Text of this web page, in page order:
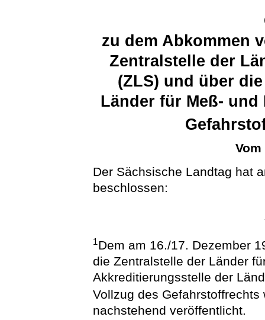
zu dem Abkommen
Zentralstelle der
(ZLS) und über
Länder für Meß-
Der Sächsische Landtag hat
beschlossen:
1Dem am 16./17. Dezember
die Zentralstelle der Länder
Akkreditierungsstelle der
Vollzug des
nachstehend veröffentlicht.